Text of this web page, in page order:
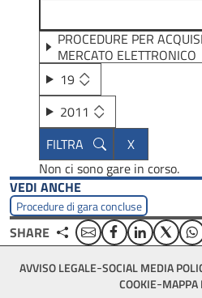
PROCEDURE PER
MERCATO ELETTRONICO
19
2011
Non ci sono gare in corso.
VEDI ANCHE
Procedure di gara concluse
SHARE EmailFacebookLinkedinTwitter
Footer
bottom
AVVISO LEGALE SOCIAL MEDIA
COOKIE MAPPA